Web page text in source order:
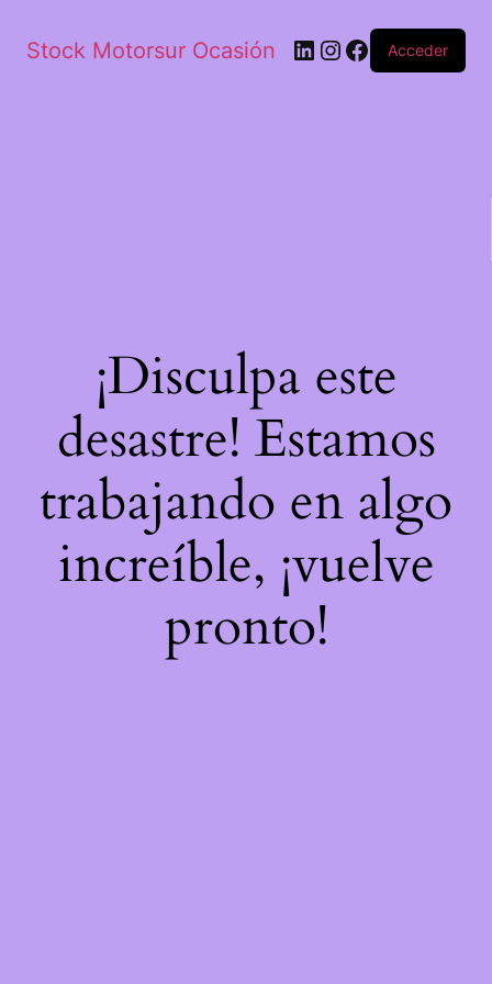
Stock Motorsur Ocasión Acceder
¡Disculpa este
desastre! Estamos
trabajando en algo
increíble, ¡vuelve
pronto!